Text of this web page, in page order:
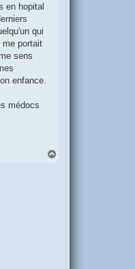
en hopital
qui
me portait
sens
enfance.
médocs